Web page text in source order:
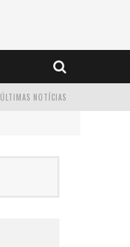
ÚLTIMAS NOTÍCIAS